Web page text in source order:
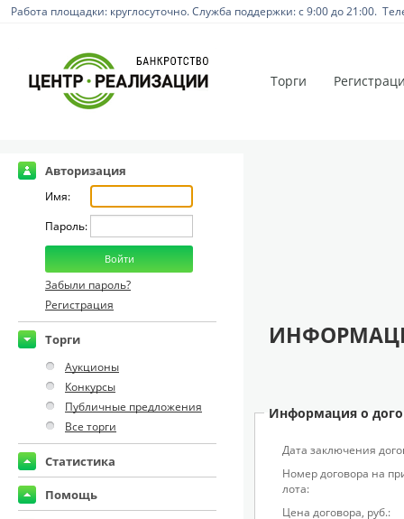
Работа площадки: круглосуточно. Служба поддержки: с 9:00 до 21:00.
Торги
Авторизация
Имя:
Пароль:
Забыли пароль?
Регистрация
Торги
Аукционы
Конкурсы
Публичные предложения
Все торги
Статистика
Помощь
Информация о
Дата заключения
Номер договора на
лота:
Цена договора, pуб.: